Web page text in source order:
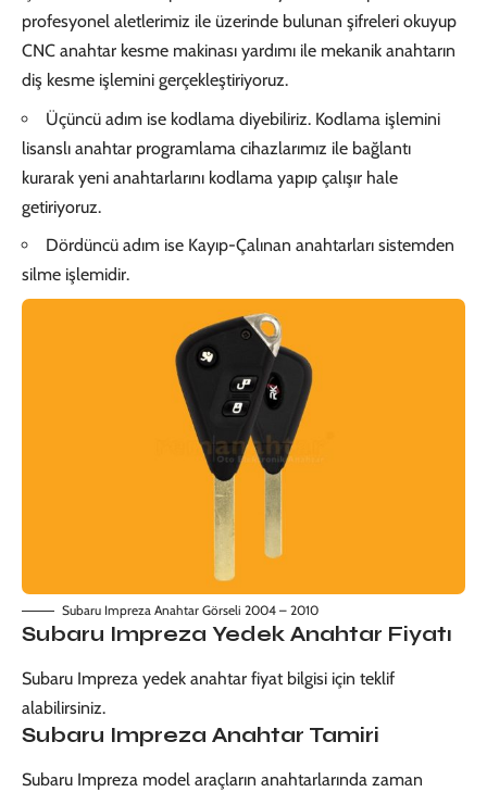
profesyonel aletlerimiz ile üzerinde bulunan şifreleri okuyup
CNC anahtar kesme makinası yardımı ile mekanik anahtarın
diş kesme işlemini gerçekleştiriyoruz.
Üçüncü adım ise kodlama diyebiliriz. Kodlama işlemini
lisanslı anahtar programlama cihazlarımız ile bağlantı
kurarak yeni anahtarlarını kodlama yapıp çalışır hale
getiriyoruz.
Dördüncü adım ise Kayıp-Çalınan anahtarları sistemden
silme işlemidir.
Subaru Impreza Anahtar Görseli 2004 – 2010
Subaru Impreza Yedek Anahtar Fiyatı
Subaru Impreza yedek anahtar fiyat bilgisi için teklif
alabilirsiniz.
Subaru Impreza Anahtar Tamiri
Subaru Impreza model araçların anahtarlarında zaman